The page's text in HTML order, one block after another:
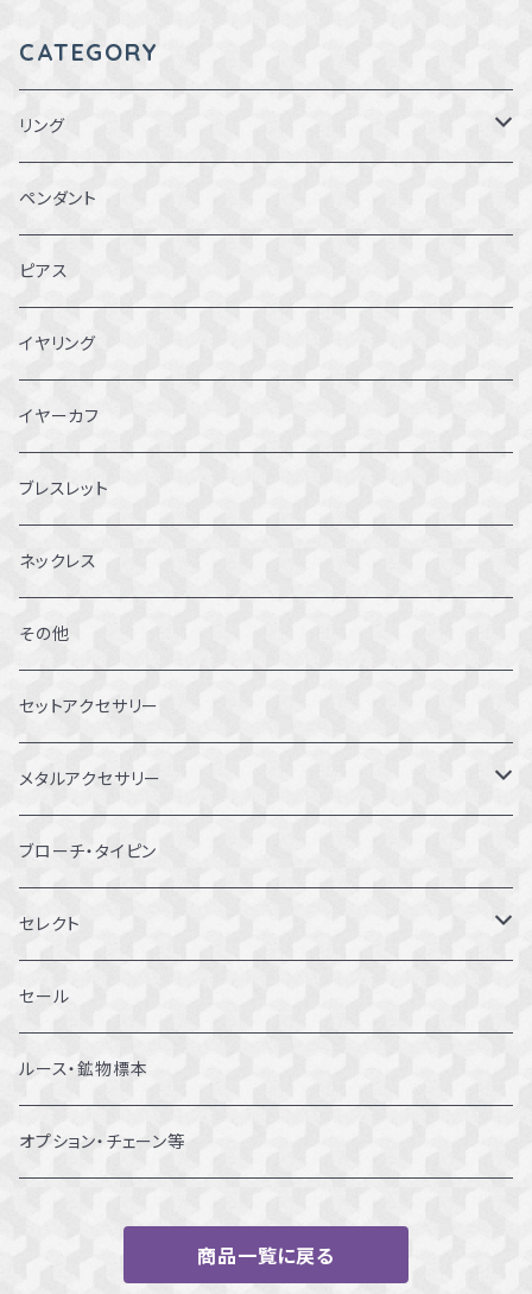
CATEGORY
リング
1～1.5号
2～2.5号
3~3.5号
4～4.5号
5～5.5号
6～6.5号
7～7.5号
8～8.5号
9～9.5号
10～10.5号
11～11.5号
12～12.5号
13～13.5号
14～14.5号
ペンダント
ピアス
イヤリング
イヤーカフ
ブレスレット
ネックレス
その他
セットアクセサリー
メタルアクセサリー
ピアス
リング
ブローチ・タイピン
セレクト
ブレスレット
セール
ルース・鉱物標本
オプション・チェーン等
商品一覧に戻る